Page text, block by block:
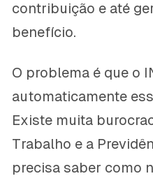
contribuição e até
benefício.
O problema é que o
automaticamente
Existe muita
Trabalho e a
precisa saber como